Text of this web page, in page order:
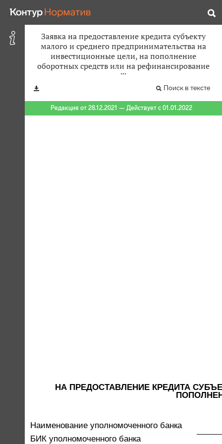
Заявка на предоставление кредита субъекту
малого и среднего предпринимательства на
инвестиционные цели, на пополнение
оборотных средств или на рефинансирование
Поиск в тексте
Редакция от 28.12.2021 — Действует с 01.01.2022
НА ПРЕДОСТАВЛЕНИЕ КРЕДИТА
Наименование уполномоченного банка
БИК уполномоченного банка